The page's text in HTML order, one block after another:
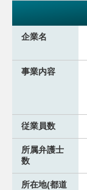
企業名
事業内容
従業員数
所属弁護士
数
所在地(都道